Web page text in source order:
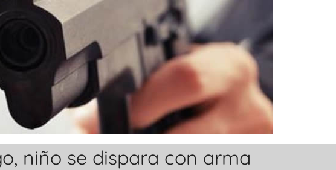
niño se dispara con arma